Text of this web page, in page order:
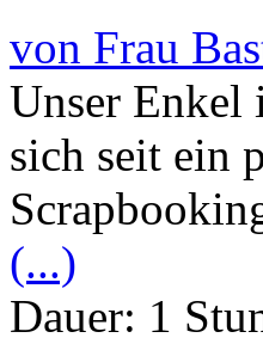
von Frau
Unser Enkel
sich seit ein
(...)
Dauer: 1